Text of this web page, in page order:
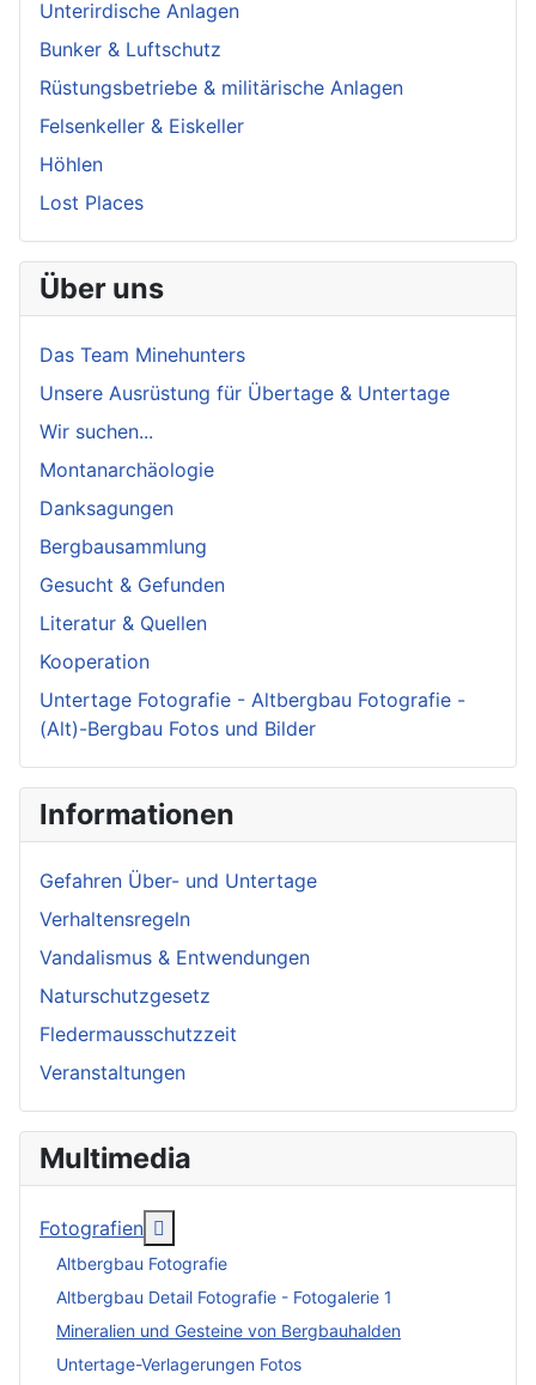
Unterirdische Anlagen
Bunker & Luftschutz
Rüstungsbetriebe & militärische Anlagen
Felsenkeller & Eiskeller
Höhlen
Lost Places
Über uns
Das Team Minehunters
Unsere Ausrüstung für Übertage & Untertage
Wir suchen...
Montanarchäologie
Danksagungen
Bergbausammlung
Gesucht & Gefunden
Literatur & Quellen
Kooperation
Untertage Fotografie - Altbergbau Fotografie -
(Alt)-Bergbau Fotos und Bilder
Informationen
Gefahren Über- und Untertage
Verhaltensregeln
Vandalismus & Entwendungen
Naturschutzgesetz
Fledermausschutzzeit
Veranstaltungen
Multimedia
Fotografien
Altbergbau Fotografie
Altbergbau Detail Fotografie - Fotogalerie 1
Mineralien und Gesteine von Bergbauhalden
Untertage-Verlagerungen Fotos